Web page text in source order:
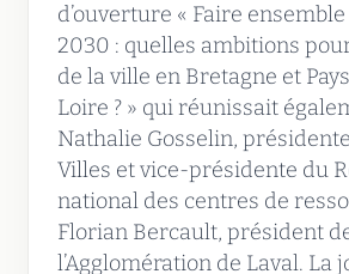
d’ouverture « Faire
2030 : quelles ambitions
de la ville en Bretagne et
Loire ? » qui réunissait
Nathalie Gosselin,
Villes et vice-présidente du
national des centres de
Florian Bercault, président
l’Agglomération de Laval. La